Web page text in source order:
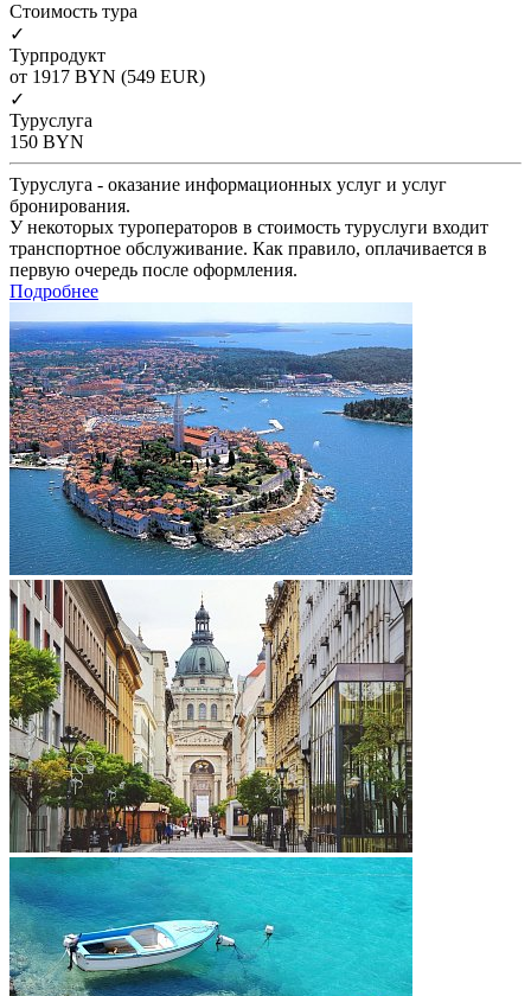
Cтоимость тура
✓
Турпродукт
от 1917 BYN (549 EUR)
✓
Туруслуга
150 BYN
Туруслуга - оказание информационных услуг и услуг
бронирования.
У некоторых туроператоров в стоимость туруслуги входит
транспортное обслуживание. Как правило, оплачивается в
первую очередь после оформления.
Подробнее